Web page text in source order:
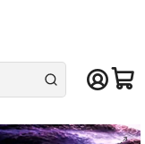
en el gran
de vídeo
en Alta Calidad